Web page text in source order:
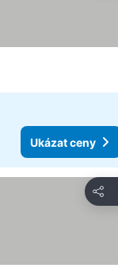
Ukázat ceny
Sdílet